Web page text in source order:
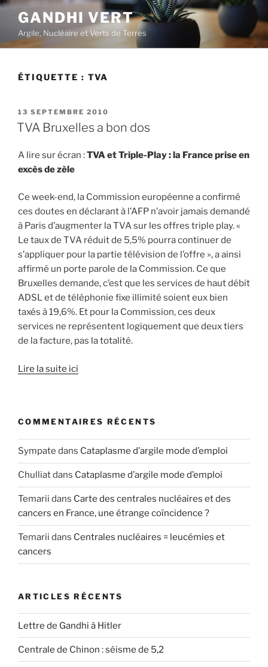
Aller
contenu
principal
GANDHI VERT
Argile, Nucléaire et Verts de Terres
ÉTIQUETTE : TVA
PUBLIÉ
LE
13 SEPTEMBRE 2010
TVA Bruxelles a bon dos
A lire sur écran :TVA et Triple-Play : la France prise en
excès de zèle
Ce week-end, la Commission européenne a confirmé
ces doutes en déclarant à l’AFP n’avoir jamais demandé
à Paris d’augmenter la TVA sur les offres triple play. «
Le taux de TVA réduit de 5,5% pourra continuer de
s’appliquer pour la partie télévision de l’offre », a ainsi
affirmé un porte parole de la Commission. Ce que
Bruxelles demande, c’est que les services de haut débit
ADSL et de téléphonie fixe illimité soient eux bien
taxés à 19,6%. Et pour la Commission, ces deux
services ne représentent logiquement que deux tiers
de la facture, pas la totalité.
Lire la suite ici
COMMENTAIRES RÉCENTS
Sympate dans Cataplasme d’argile mode d’emploi
Chulliatdans Cataplasme d’argile mode d’emploi
Temarii dans Carte des centrales nucléaires et des
cancers en France, une étrange coïncidence ?
Temarii dans Centrales nucléaires = leucémies et
cancers
ARTICLES RÉCENTS
Lettre de Gandhi à Hitler
Centrale de Chinon : séisme de 5,2